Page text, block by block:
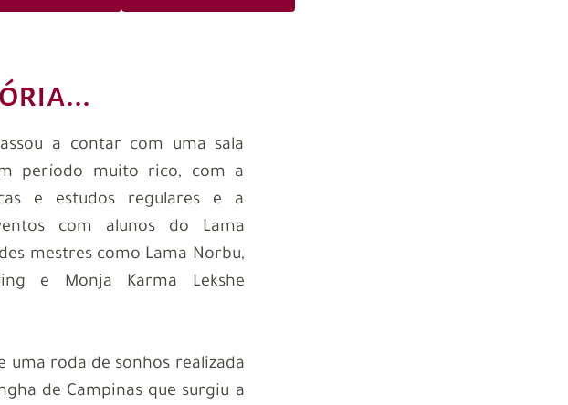
a contar com uma sala
período muito rico, com a
e estudos regulares e a
com alunos do Lama
mestres como Lama Norbu,
e Monja Karma Lekshe
uma roda de sonhos realizada
de Campinas que surgiu a